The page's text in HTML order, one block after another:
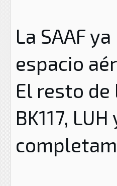
La SAAF
espacio
El resto
BK117,